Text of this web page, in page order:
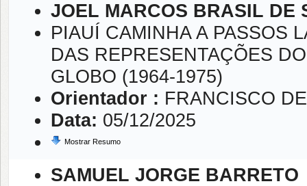
JOEL MARCOS BRASIL DE
PIAUÍ CAMINHA A PASSOS
DAS REPRESENTAÇÕES
GLOBO (1964-1975)
Orientador : FRANCISCO
Data: 05/12/2025
Mostrar Resumo
SAMUEL JORGE BARRETO